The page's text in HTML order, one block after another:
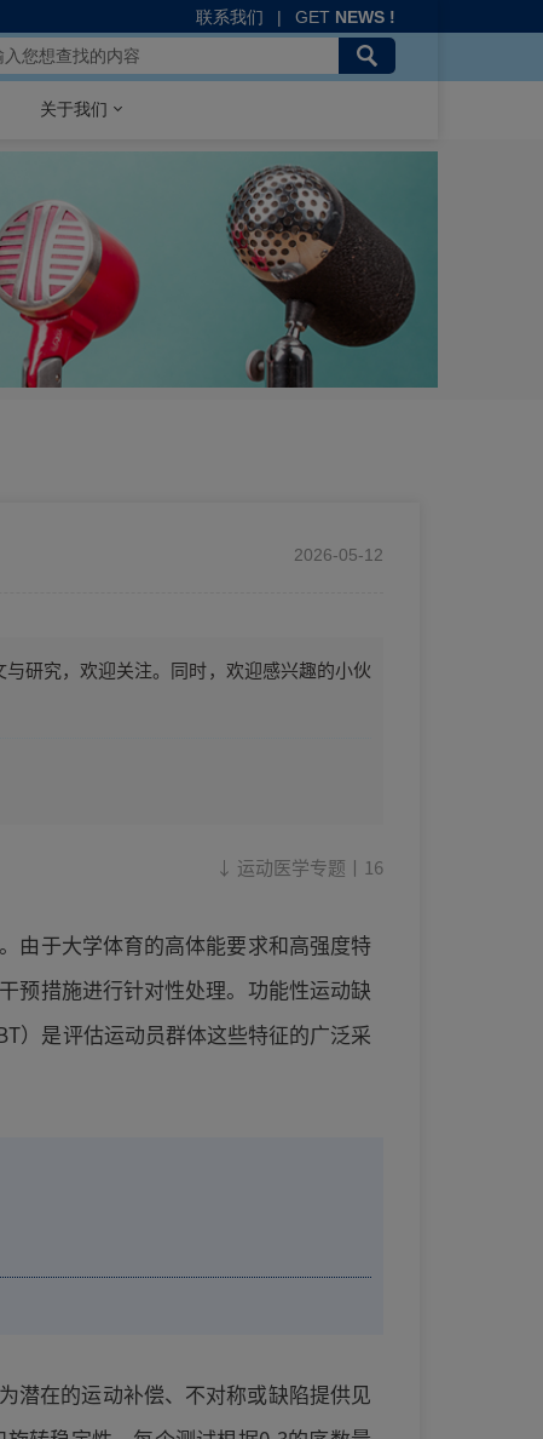
联系我们 | GET NEWS !
关于我们
2026-05-12
研究，欢迎关注。同时，欢迎感兴趣的小伙
↓ 运动医学专题丨16
由于大学体育的高体能要求和高强度特
预措施进行针对性处理。功能性运动缺
）是评估运动员群体这些特征的广泛采
潜在的运动补偿、不对称或缺陷提供见